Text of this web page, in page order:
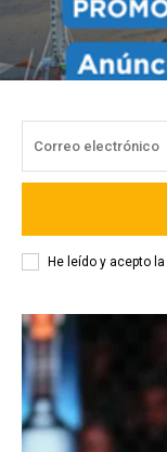
He leído y acepto la